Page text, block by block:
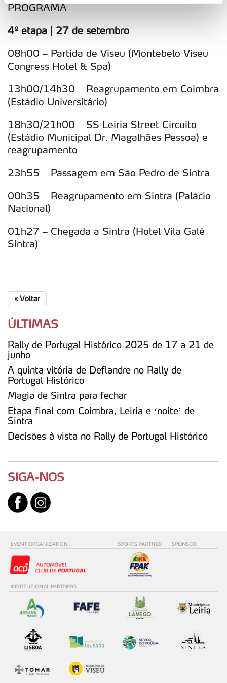
personalizar conteúdos e anúncios, para lhe proporcionar
analisar dados de navegação no nosso website.
Adicionalmente partilhamos informação, relativa à sua
utilização do nosso site de publicidade e de análise, com
parceiros e organizações na UE e em países terceiros.
O ACP garantirá que as transferências internacionais de
dados pessoais serão realizadas apenas com o seu
consentimento e quando tal se afigure estritamente
necessário no contexto dos serviços a prestar.
Realçamos que o bloqueio de certo tipo de Cookies e
experiência de navegação no Website e nos serviços
disponibilizados.
Consulte a política de cookies do site.
PROGRAMA
4º etapa | 27 de setembro
08h00 – Partida de Viseu (Montebelo Viseu
Congress Hotel & Spa)
13h00/14h30 – Reagrupamento em Coimbra
(Estádio Universitário)
18h30/21h00 – SS Leiria Street Circuito
(Estádio Municipal Dr. Magalhães Pessoa) e
reagrupamento
23h55 – Passagem em São Pedro de Sintra
00h35 – Reagrupamento em Sintra (Palácio
Nacional)
01h27 – Chegada a Sintra (Hotel Vila Galé
Sintra)
« Voltar
ÚLTIMAS
Rally de Portugal Histórico 2025 de 17 a 21 de
junho
A quinta vitória de Deflandre no Rally de
Portugal Histórico
Magia de Sintra para fechar
Etapa final com Coimbra, Leiria e ‘noite’ de
Sintra
Decisões à vista no Rally de Portugal Histórico
SIGA-NOS